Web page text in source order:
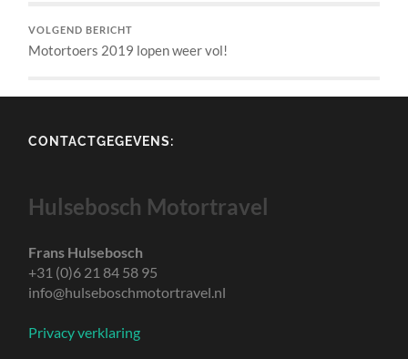
VOLGEND BERICHT
Motortoers 2019 lopen weer vol!
CONTACTGEGEVENS:
Hulsebosch Motortravel
Frans Hulsebosch
+31 (0)6 21 84 58 95
info@hulseboschmotortravel.nl
Privacy verklaring